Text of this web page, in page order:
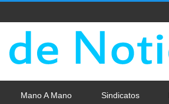
Mano A Mano Sindicatos